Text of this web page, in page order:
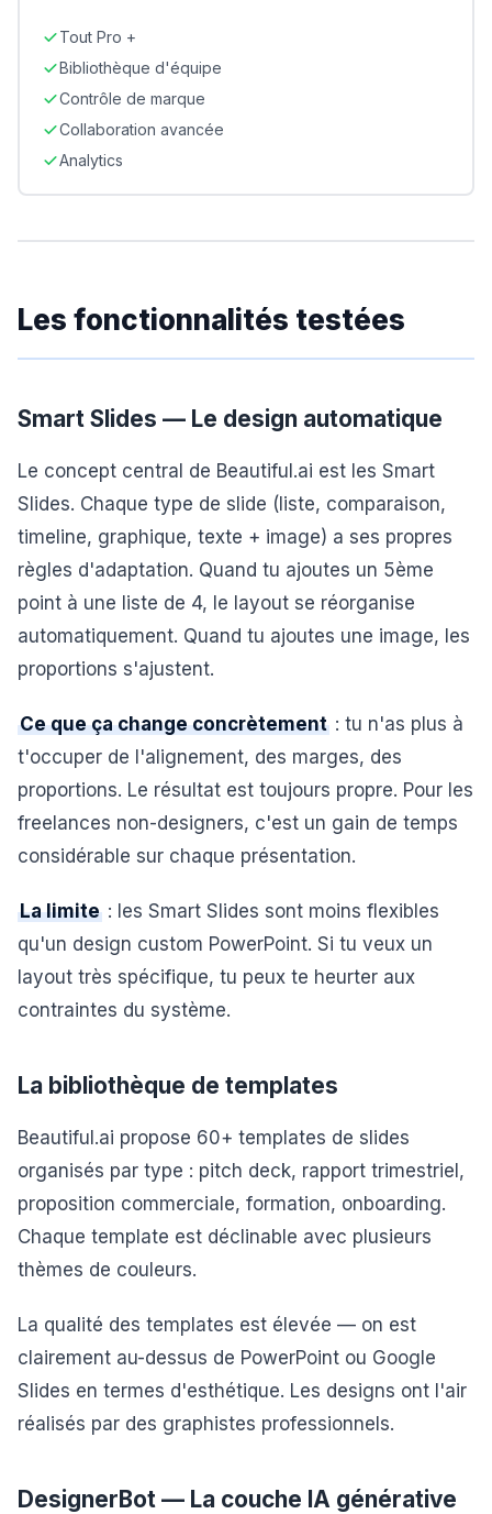
Tout Pro +
Bibliothèque d'équipe
Contrôle de marque
Collaboration avancée
Analytics
Les fonctionnalités testées
Smart Slides — Le design automatique
Le concept central de Beautiful.ai est les Smart
Slides. Chaque type de slide (liste, comparaison,
timeline, graphique, texte + image) a ses propres
règles d'adaptation. Quand tu ajoutes un 5ème
point à une liste de 4, le layout se réorganise
automatiquement. Quand tu ajoutes une image, les
proportions s'ajustent.
Ce que ça change concrètement : tu n'as plus à
t'occuper de l'alignement, des marges, des
proportions. Le résultat est toujours propre. Pour les
freelances non-designers, c'est un gain de temps
considérable sur chaque présentation.
La limite : les Smart Slides sont moins flexibles
qu'un design custom PowerPoint. Si tu veux un
layout très spécifique, tu peux te heurter aux
contraintes du système.
La bibliothèque de templates
Beautiful.ai propose 60+ templates de slides
organisés par type : pitch deck, rapport trimestriel,
proposition commerciale, formation, onboarding.
Chaque template est déclinable avec plusieurs
thèmes de couleurs.
La qualité des templates est élevée — on est
clairement au-dessus de PowerPoint ou Google
Slides en termes d'esthétique. Les designs ont l'air
réalisés par des graphistes professionnels.
DesignerBot — La couche IA générative